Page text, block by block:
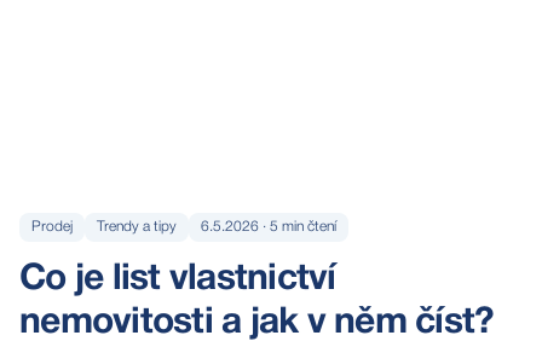
Prodej Trendy a tipy 6.5.2026 · 5 min čtení
Co je list vlastnictví
nemovitosti a jak v něm číst?